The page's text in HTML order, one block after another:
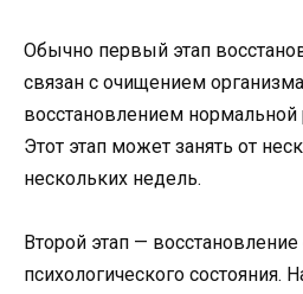
Обычно первый этап
связан с очищением
восстановлением
Этот этап может занять от
нескольких недель.
Второй этап —
психологического состояния.